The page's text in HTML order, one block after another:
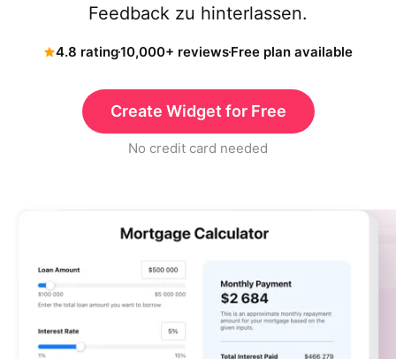
Feedback zu hinterlassen.
4.8 rating10,000+ reviewsFree plan available
Create Widget for Free
No credit card needed